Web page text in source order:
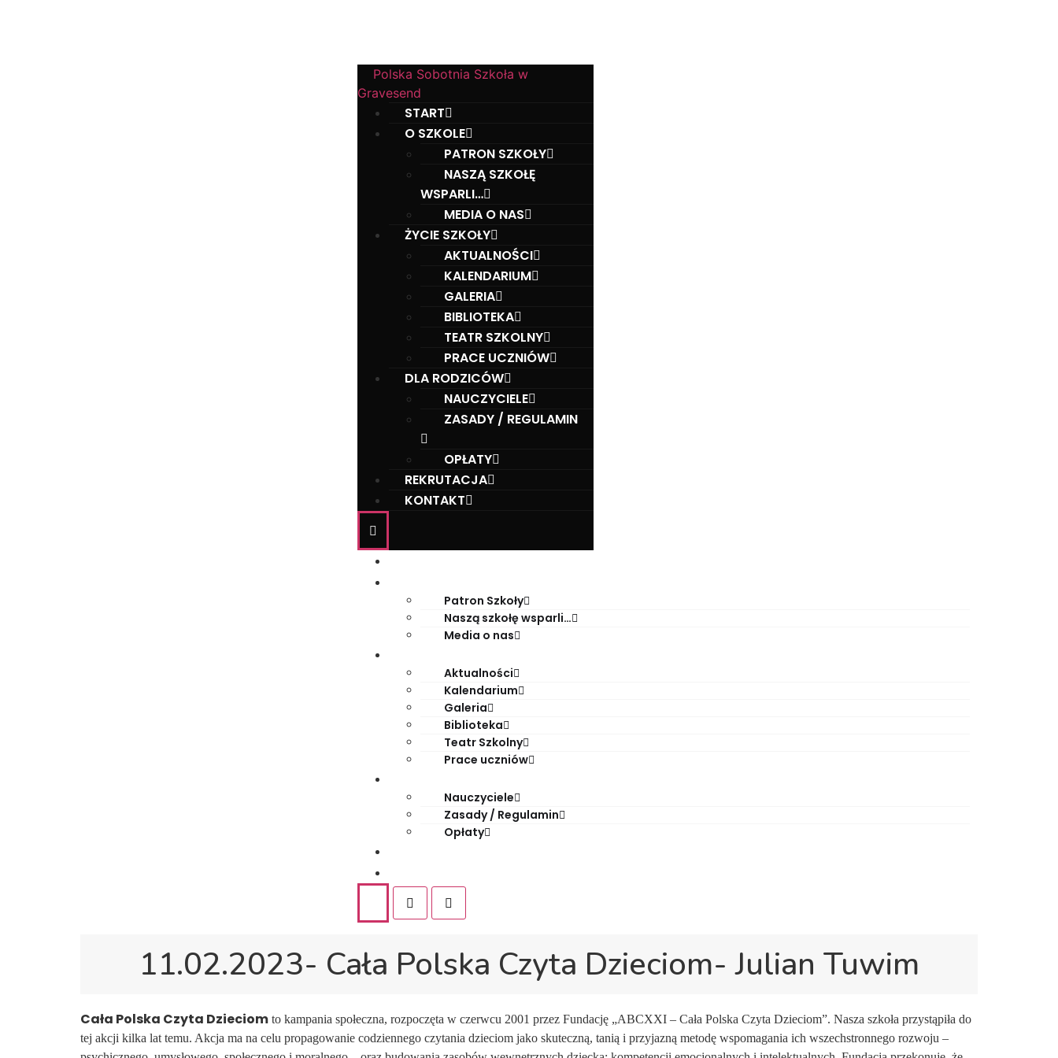
Polska Sobotnia Szkoła w
Gravesend
START
O SZKOLE
PATRON SZKOŁY
NASZĄ SZKOŁĘ
WSPARLI…
MEDIA O NAS
ŻYCIE SZKOŁY
AKTUALNOŚCI
KALENDARIUM
GALERIA
BIBLIOTEKA
TEATR SZKOLNY
PRACE UCZNIÓW
DLA RODZICÓW
NAUCZYCIELE
ZASADY / REGULAMIN
OPŁATY
REKRUTACJA
KONTAKT
Patron Szkoły
Naszą szkołę wsparli…
Media o nas
Aktualności
Kalendarium
Galeria
Biblioteka
Teatr Szkolny
Prace uczniów
Nauczyciele
Zasady / Regulamin
Opłaty
11.02.2023- Cała Polska Czyta Dzieciom- Julian Tuwim
Cała Polska Czyta Dzieciom to kampania społeczna, rozpoczęta w czerwcu 2001 przez Fundację „ABCXXI – Cała Polska Czyta Dzieciom”. Nasza szkoła przystąpiła do
tej akcji kilka lat temu. Akcja ma na celu propagowanie codziennego czytania dzieciom jako skuteczną, tanią i przyjazną metodę wspomagania ich wszechstronnego rozwoju –